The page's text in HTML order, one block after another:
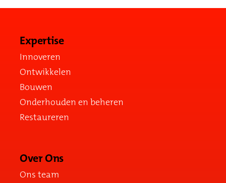
Expertise
Innoveren
Ontwikkelen
Bouwen
Onderhouden en beheren
Restaureren
Over Ons
Ons team